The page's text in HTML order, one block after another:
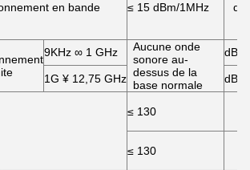
en bande ≤ 15 dBm/1MHz
9KHz ∞ 1 GHz
Aucune onde
sonore au-
dessus de la
base normale
dBm
1G ¥ 12,75 GHz dBm
≤ 130
≤ 130